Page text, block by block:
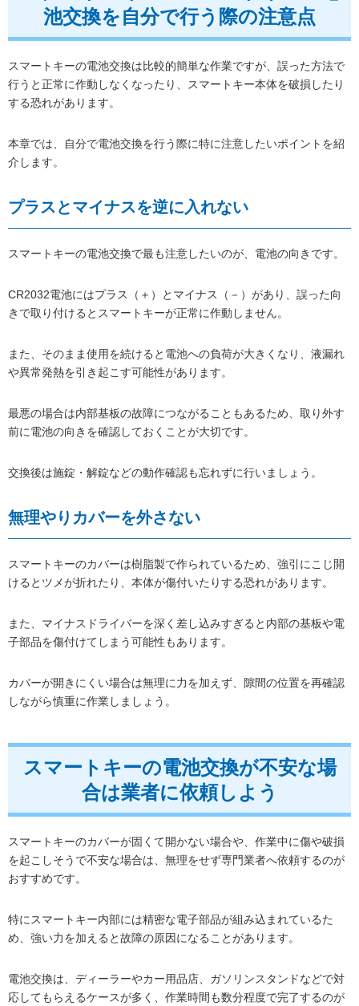
池交換を自分で行う際の注意点
スマートキーの電池交換は比較的簡単な作業ですが、誤った方法で
行うと正常に作動しなくなったり、スマートキー本体を破損したり
する恐れがあります。
本章では、自分で電池交換を行う際に特に注意したいポイントを紹
介します。
プラスとマイナスを逆に入れない
スマートキーの電池交換で最も注意したいのが、電池の向きです。
CR2032電池にはプラス（＋）とマイナス（－）があり、誤った向
きで取り付けるとスマートキーが正常に作動しません。
また、そのまま使用を続けると電池への負荷が大きくなり、液漏れ
や異常発熱を引き起こす可能性があります。
最悪の場合は内部基板の故障につながることもあるため、取り外す
前に電池の向きを確認しておくことが大切です。
交換後は施錠・解錠などの動作確認も忘れずに行いましょう。
無理やりカバーを外さない
スマートキーのカバーは樹脂製で作られているため、強引にこじ開
けるとツメが折れたり、本体が傷付いたりする恐れがあります。
また、マイナスドライバーを深く差し込みすぎると内部の基板や電
子部品を傷付けてしまう可能性もあります。
カバーが開きにくい場合は無理に力を加えず、隙間の位置を再確認
しながら慎重に作業しましょう。
スマートキーの電池交換が不安な場
合は業者に依頼しよう
スマートキーのカバーが固くて開かない場合や、作業中に傷や破損
を起こしそうで不安な場合は、無理をせず専門業者へ依頼するのが
おすすめです。
特にスマートキー内部には精密な電子部品が組み込まれているた
め、強い力を加えると故障の原因になることがあります。
電池交換は、ディーラーやカー用品店、ガソリンスタンドなどで対
応してもらえるケースが多く、作業時間も数分程度で完了するのが